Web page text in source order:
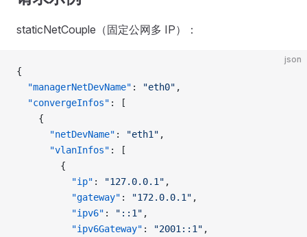
staticNetCouple（固定公网多 IP）：
json
{
  "managerNetDevName"
: "eth0" ,
  "convergeInfos"
: [
    {
      "netDevName"
: "eth1" ,
      "vlanInfos"
: [
        {
          "ip"
: "127.0.0.1" ,
          "gateway"
: "172.0.0.1" ,
          "ipv6"
: "::1" ,
          "ipv6Gateway"
: "2001::1" ,